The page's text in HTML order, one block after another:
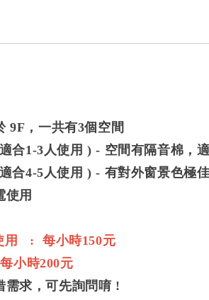
9F，一共有3個空間
合1-3人使用 ) - 空間有隔音棉，
合4-5人使用 ) - 有對外窗景色極
使用
用 : 每小時150元
小時200元
需求，可先詢問唷 !